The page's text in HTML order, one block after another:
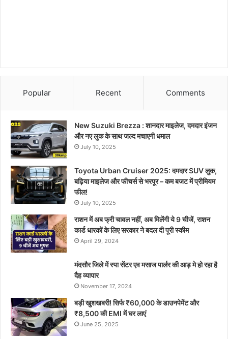
Popular Recent Comments
New Suzuki Brezza : शानदार माइलेज, दमदार इंजन
और नए लुक के साथ जल्द मचाएगी धमाल
July 10, 2025
Toyota Urban Cruiser 2025: दमदार SUV लुक,
बढ़िया माइलेज और फीचर्स से भरपूर – कम बजट में प्रीमियम
फील!
July 10, 2025
राशन में अब फ्री चावल नहीं, अब मिलेंगी ये 9 चीजें, राशन
कार्ड धारकों के लिए सरकार ने बदल दी पूरी स्कीम
April 29, 2024
मंदसौर जिले में स्पा सेंटर एव मसाज पार्लर की आड़ मे हो रहा है
दैह व्यापार
November 17, 2024
बड़ी खुशखबरी! सिर्फ ₹60,000 के डाउनपेमेंट और
₹8,500 की EMI में घर लाएं
June 25, 2025